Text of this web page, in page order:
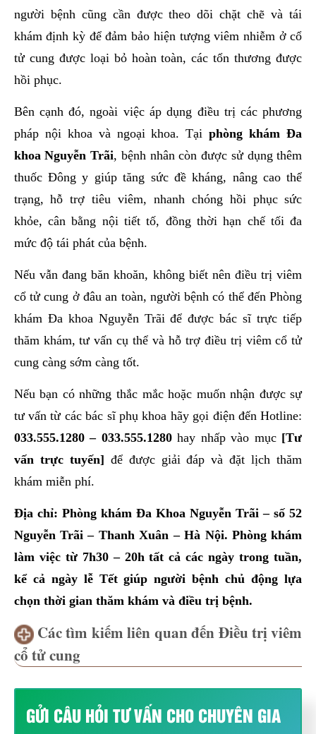
người bệnh cũng cần được theo dõi chặt chẽ và tái
khám định kỳ để đảm bảo hiện tượng viêm nhiễm ở cổ
tử cung được loại bỏ hoàn toàn, các tổn thương được
hồi phục.
Bên cạnh đó, ngoài việc áp dụng điều trị các phương
pháp nội khoa và ngoại khoa. Tạiphòng khám Đa
khoa Nguyễn Trãi, bệnh nhân còn được sử dụng thêm
thuốc Đông y giúp tăng sức đề kháng, nâng cao thể
trạng, hỗ trợ tiêu viêm, nhanh chóng hồi phục sức
khỏe, cân bằng nội tiết tố, đồng thời hạn chế tối đa
mức độ tái phát của bệnh.
Nếu vẫn đang băn khoăn, không biết nên điều trị viêm
cổ tử cung ở đâu an toàn, người bệnh có thể đến Phòng
khám Đa khoa Nguyễn Trãi để được bác sĩ trực tiếp
thăm khám, tư vấn cụ thể và hỗ trợ điều trị viêm cổ tử
cung càng sớm càng tốt.
Nếu bạn có những thắc mắc hoặc muốn nhận được sự
tư vấn từ các bác sĩ phụ khoa hãy gọi điện đến Hotline:
033.555.1280– 033.555.1280hay nhấp vào mục [Tư
vấn trực tuyến] để được giải đáp và đặt lịch thăm
khám miễn phí.
Địa chỉ: Phòng khám Đa Khoa Nguyễn Trãi – số 52
Nguyễn Trãi – Thanh Xuân – Hà Nội. Phòng khám
làm việc từ 7h30 – 20h tất cả các ngày trong tuần,
kể cả ngày lễ Tết giúp người bệnh chủ động lựa
chọn thời gian thăm khám và điều trị bệnh.
Các tìm kiếm liên quan đến Điều trị viêm
cổ tử cung
GỬI CÂU HỎI TƯ VẤN CHO CHUYÊN GIA